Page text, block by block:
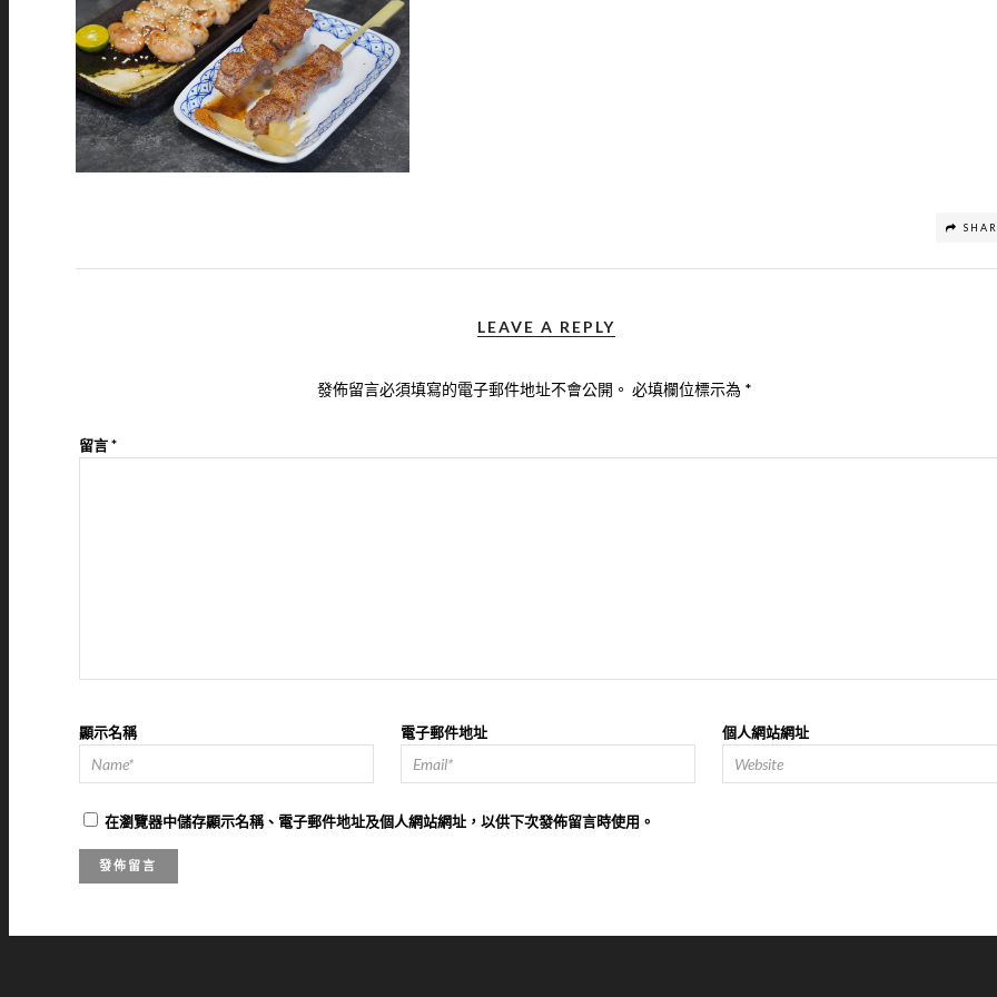
LEAVE A REPLY
發佈留言必須填寫的電子郵件地址不會公開。 必填欄位標示為 *
留言*
顯示名稱 電子郵件地址 個人網站網址
在瀏覽器中儲存顯示名稱、電子郵件地址及個人網站網址，以供下次發佈留言時使用。